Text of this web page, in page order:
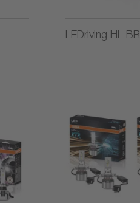
LEDriving HL